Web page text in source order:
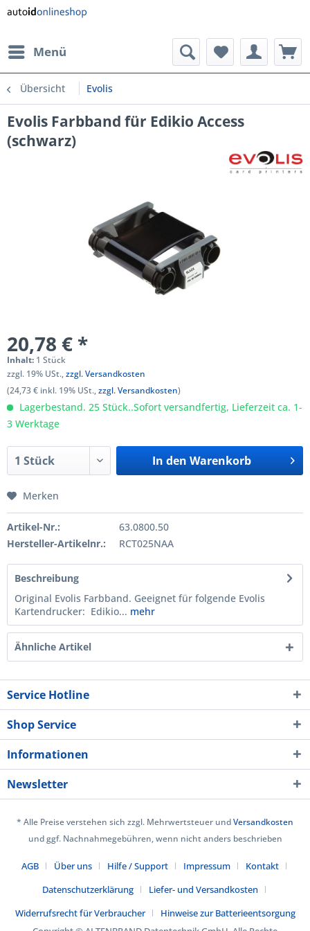
Menü
Übersicht Evolis
Evolis Farbband für Edikio Access
(schwarz)
20,78 € *
Inhalt: 1 Stück
zzgl. 19% USt.,zzgl. Versandkosten
(24,73 € inkl. 19% USt.,zzgl. Versandkosten)
Lagerbestand. 25 Stück..Sofort versandfertig, Lieferzeit ca. 1-
3 Werktage
In den Warenkorb
Merken
Artikel-Nr.:
63.0800.50
Hersteller-Artikelnr.:
RCT025NAA
Beschreibung
Original Evolis Farbband. Geeignet für folgende Evolis
Kartendrucker: Edikio... mehr
Ähnliche Artikel
Service Hotline
Shop Service
Informationen
Newsletter
* Alle Preise verstehen sich zzgl. Mehrwertsteuer undVersandkosten
und ggf. Nachnahmegebühren, wenn nicht anders beschrieben
AGB Über uns Hilfe / Support Impressum
Kontakt
Datenschutzerklärung
Liefer- und Versandkosten
Widerrufsrecht für Verbraucher
Hinweise zur Batterieentsorgung